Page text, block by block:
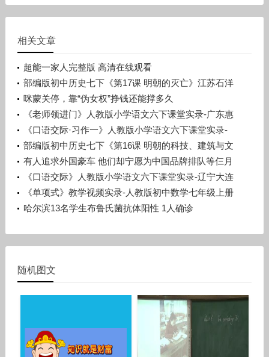
相关文章
超能一家人完整版 高清在线观看
部编版初中历史七下《第17课 明朝的灭亡》江苏石洋
洋
咪蒙关停，靠“伪女权”挣钱还能撑多久
《老师领进门》人教版小学语文六下课堂实录-广东惠
州市_惠阳区-许晓云
《口语交际·习作一》人教版小学语文六下课堂实录-
广西梧州市_蒙山县-潘少丽
部编版初中历史七下《第16课 明朝的科技、建筑与文
学》辽宁孙浩
有人追求外国豪车 他们却宁愿为中国品牌排队等仨月
《口语交际》人教版小学语文六下课堂实录-辽宁大连
市_旅顺口区-宋晨溪
《单项式》教学视频实录-人教版初中数学七年级上册
哈尔滨13名学生布鲁氏菌抗体阳性 1人确诊
随机图文